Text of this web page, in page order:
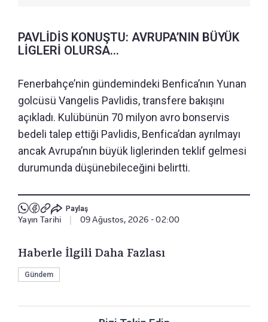
PAVLİDİS KONUŞTU: AVRUPA’NIN BÜYÜK
LİGLERİ OLURSA...
Fenerbahçe’nin gündemindeki Benfica’nın Yunan
golcüsü Vangelis Pavlidis, transfere bakışını
açıkladı. Kulübünün 70 milyon avro bonservis
bedeli talep ettiği Pavlidis, Benfica’dan ayrılmayı
ancak Avrupa’nın büyük liglerinden teklif gelmesi
durumunda düşünebileceğini belirtti.
Paylaş
Yayın Tarihi 09 Ağustos, 2026 - 02:00
Haberle İlgili Daha Fazlası
Gündem